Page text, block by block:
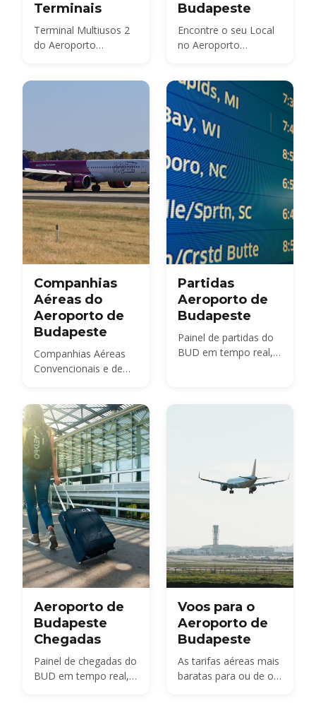
Terminais
Terminal Multiusos 2
do Aeroporto
Budapeste
Encontre o seu Local
no Aeroporto
Companhias
Aéreas do
Aeroporto de
Budapeste
Companhias Aéreas
Convencionais e de
Partidas
Aeroporto de
Budapeste
Painel de partidas do
BUD em tempo real,
Aeroporto de
Budapeste
Chegadas
Painel de chegadas do
BUD em tempo real,
Voos para o
Aeroporto de
Budapeste
As tarifas aéreas mais
baratas para ou de o